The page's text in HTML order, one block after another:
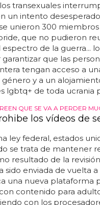
transexuales
un intento
se unieron 300
que no pudieron
de la guerra...
que las
tengan acceso a
y a un
lgbtq+ de toda ucrania
QUE SE VA A PERDER
los vídeos de
ley federal, estados
se trata de mantener
resultado de la
sido enviada de vuelta
una nueva plataforma
contenido para
con los